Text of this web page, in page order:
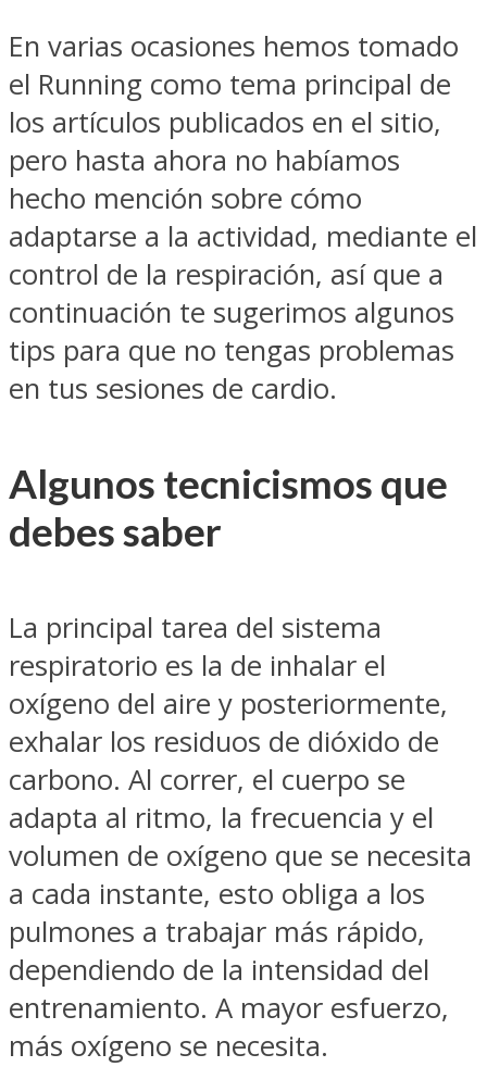
En varias ocasiones hemos tomado
el Running como tema principal de
los artículos publicados en el sitio,
pero hasta ahora no habíamos
hecho mención sobre cómo
adaptarse a la actividad, mediante el
control de la respiración, así que a
continuación te sugerimos algunos
tips para que no tengas problemas
en tus sesiones de cardio.
Algunos tecnicismos que
debes saber
La principal tarea del sistema
respiratorio es la de inhalar el
oxígeno del aire y posteriormente,
exhalar los residuos de dióxido de
carbono. Al correr, el cuerpo se
adapta al ritmo, la frecuencia y el
volumen de oxígeno que se necesita
a cada instante, esto obliga a los
pulmones a trabajar más rápido,
dependiendo de la intensidad del
entrenamiento. A mayor esfuerzo,
más oxígeno se necesita.